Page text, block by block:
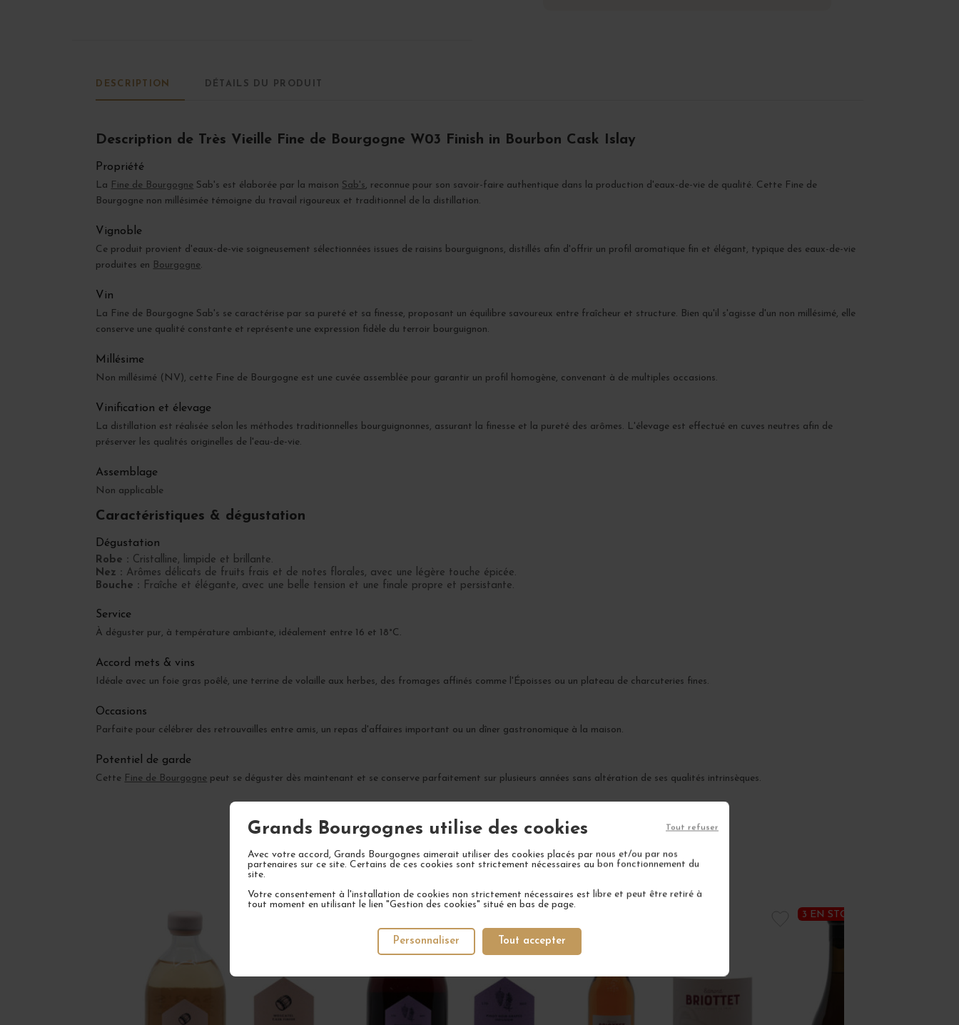
Grands Bourgognes utilise des cookies
Avec votre accord, Grands Bourgognes aimerait utiliser des cookies placés par nous et/ou par nos
partenaires sur ce site. Certains de ces cookies sont strictement nécessaires au bon fonctionnement du
site.
Votre consentement à l'installation de cookies non strictement nécessaires est libre et peut être retiré à
tout moment en utilisant le lien "Gestion des cookies" situé en bas de page.
Tout accepter
Tout refuser
Personnaliser
DESCRIPTION DÉTAILS DU PRODUIT
Description de Très Vieille Fine de Bourgogne W03 Finish in Bourbon Cask Islay
Propriété
La Fine de Bourgogne Sab's est élaborée par la maison Sab's, reconnue pour son savoir-faire authentique dans la production d'eaux-de-vie de qualité. Cette Fine de
Bourgogne non millésimée témoigne du travail rigoureux et traditionnel de la distillation.
Vignoble
Ce produit provient d'eaux-de-vie soigneusement sélectionnées issues de raisins bourguignons, distillés afin d'offrir un profil aromatique fin et élégant, typique des eaux-de-vie
produites en Bourgogne.
Vin
La Fine de Bourgogne Sab's se caractérise par sa pureté et sa finesse, proposant un équilibre savoureux entre fraîcheur et structure. Bien qu'il s'agisse d'un non millésimé, elle
conserve une qualité constante et représente une expression fidèle du terroir bourguignon.
Millésime
Non millésimé (NV), cette Fine de Bourgogne est une cuvée assemblée pour garantir un profil homogène, convenant à de multiples occasions.
Vinification et élevage
La distillation est réalisée selon les méthodes traditionnelles bourguignonnes, assurant la finesse et la pureté des arômes. L'élevage est effectué en cuves neutres afin de
préserver les qualités originelles de l'eau-de-vie.
Assemblage
Non applicable
Caractéristiques & dégustation
Dégustation
Robe : Cristalline, limpide et brillante.
Nez : Arômes délicats de fruits frais et de notes florales, avec une légère touche épicée.
Bouche : Fraîche et élégante, avec une belle tension et une finale propre et persistante.
Service
À déguster pur, à température ambiante, idéalement entre 16 et 18°C.
Accord mets & vins
Idéale avec un foie gras poêlé, une terrine de volaille aux herbes, des fromages affinés comme l'Époisses ou un plateau de charcuteries fines.
Occasions
Parfaite pour célébrer des retrouvailles entre amis, un repas d'affaires important ou un dîner gastronomique à la maison.
Potentiel de garde
Cette Fine de Bourgogne peut se déguster dès maintenant et se conserve parfaitement sur plusieurs années sans altération de ses qualités intrinsèques.
VOTRE PROCHAIN COUP DE COEUR
3 EN STOCK